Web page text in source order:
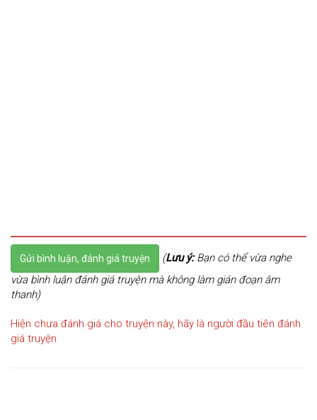
Gửi bình luận, đánh giá truyện (Lưu ý:Bạn có thể vừa nghe
vừa bình luận đánh giá truyện mà không làm gián đoạn âm
thanh)
Hiện chưa đánh giá cho truyện này, hãy là người đầu tiên đánh
giá truyện